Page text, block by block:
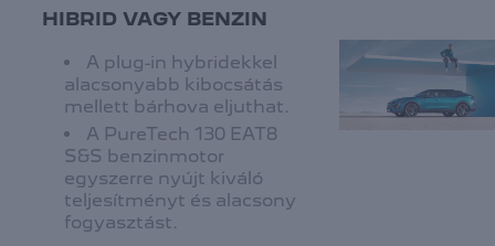
HIBRID VAGY BENZIN
A plug-in hybridekkel
alacsonyabb kibocsátás
mellett bárhova eljuthat.
A PureTech 130 EAT8
S&S benzinmotor
egyszerre nyújt kiváló
teljesítményt és alacsony
fogyasztást.